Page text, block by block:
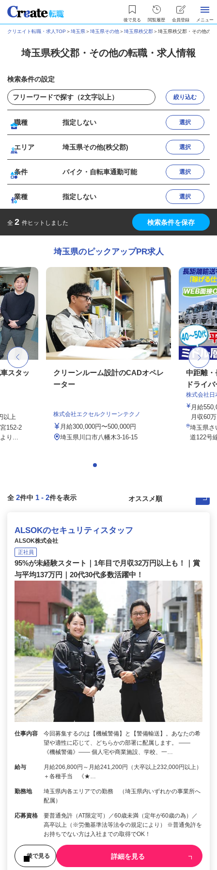
後で見る 閲覧履歴 会員登録 メニュー
クリエイト転職・求人TOP ＞埼玉県＞埼玉県その他＞埼玉県秩父郡＞埼玉県秩父郡・その他の
埼玉県秩父郡・その他の転職・求人情報
検索条件の設定
絞り込む
職種 指定しない 選択
エリア 埼玉県その他(秩父郡) 選択
条件 バイク・自転車通勤可能 選択
業種 指定しない 選択
全 2 件ヒットしました 検索条件を保存
埼玉県のピックアップPR求人
スタッ
以上
152-2
り...
クリーンルーム設計のCADオペレ
ーター
株式会社エクセルクリーンテクノ
月給300,000円〜500,000円
埼玉県川口市八幡木3-16-15
中距離・
ドライバ
株式会社日
月給
月収60
埼玉県さ
道122号
全 2件中 1 - 2件を表示
ALSOKのセキュリティスタッフ
ALSOK株式会社
正社員
95%が未経験スタート｜1年目で月収32万円以上も！｜賞
与平均137万円｜20代30代多数活躍中！
仕事内容
今回募集するのは【機械警備】と【警備輸送】。あなたの希
望や適性に応じて、どちらかの部署に配属します。 ――
《機械警備》―― 個人宅や商業施設、学校、一…
給与
月給206,800円～月給241,200円（大卒以上232,000円以上）
＋各種手当 《★…
勤務地
埼玉県内各エリアでの勤務 （埼玉県内いずれかの事業所へ
配属）
応募資格
要普通免許（AT限定可）／60歳未満（定年が60歳の為）／
高卒以上（※労働基準法等法令の規定により） ※普通免許を
お持ちでない方は入社までの取得でOK！
後で見る 詳細を見る